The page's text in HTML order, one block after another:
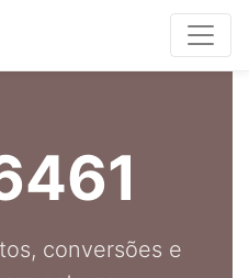
conversões e